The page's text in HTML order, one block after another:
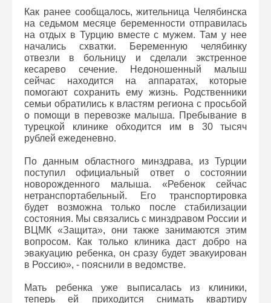
Как ранее сообщалось, жительница Челябинска
на седьмом месяце беременности отправилась
на отдых в Турцию вместе с мужем. Там у нее
начались схватки. Беременную челябинку
отвезли в больницу и сделали экстренное
кесарево сечение. Недоношенный малыш
сейчас находится на аппаратах, которые
помогают сохранить ему жизнь. Родственники
семьи обратились к властям региона с просьбой
о помощи в перевозке малыша. Пребывание в
турецкой клинике обходится им в 30 тысяч
рублей ежеденевно.
По данным областного минздрава, из Турции
поступил официальный ответ о состоянии
новорожденного малыша. «Ребенок сейчас
нетранспортабельный. Его транспортировка
будет возможна только после стабилизации
состояния. Мы связались с минздравом России и
ВЦМК «Защита», они также занимаются этим
вопросом. Как только клиника даст добро на
эвакуацию ребенка, он сразу будет эвакуирован
в Россию», - пояснили в ведомстве.
Мать ребенка уже выписалась из клиники,
теперь ей приходится снимать квартиру